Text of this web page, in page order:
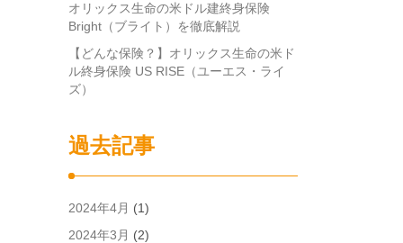
オリックス生命の米ドル建終身保険
Bright（ブライト）を徹底解説
【どんな保険？】オリックス生命の米ド
ル終身保険 US RISE（ユーエス・ライ
ズ）
過去記事
2024年4月 (1)
2024年3月 (2)